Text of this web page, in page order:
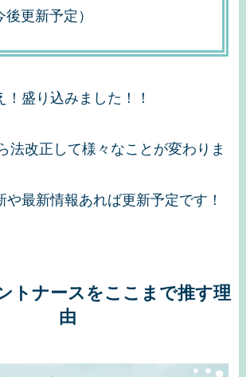
後更新予定）
盛り込みました！！
法改正して様々なことが変わりま
や最新情報あれば更新予定です！
トナースをここまで推す理
由